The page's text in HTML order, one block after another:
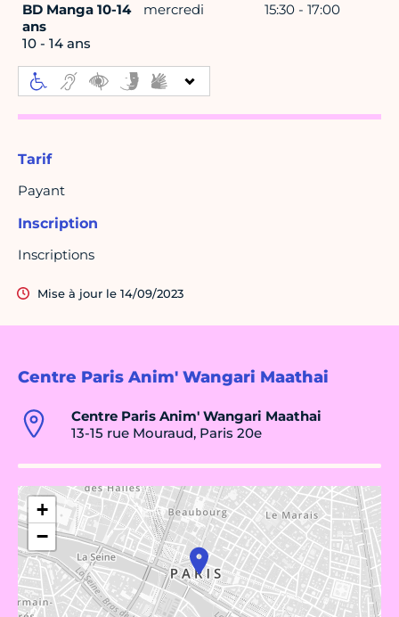
Centre Paris Anim' Wangari Maathai
Centre Paris Anim' Wangari Maathai
13-15 rue Mouraud, Paris 20e
+
−
BD Manga 10-14
ans
10 - 14 ans
mercredi 15:30 - 17:00
Tarif
Payant
Inscription
Inscriptions
Mise à jour le 14/09/2023